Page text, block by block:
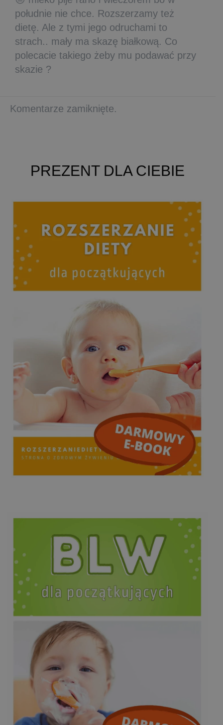
południe nie chce. Rozszerzamy też
dietę. Ale z tymi jego odruchami to
strach.. mały ma skazę białkową. Co
polecacie takiego żeby mu podawać przy
skazie ?
Komentarze zamiknięte.
PREZENT DLA CIEBIE